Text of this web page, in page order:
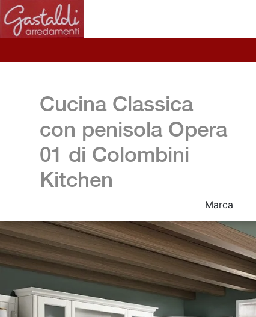
Cucina Classica
con penisola Opera
01 di Colombini
Kitchen
Marca